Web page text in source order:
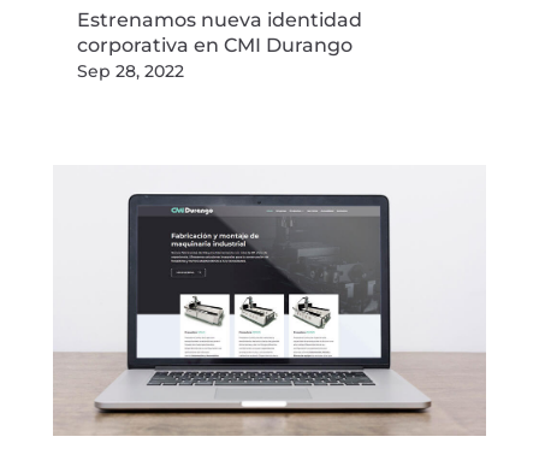
Estrenamos nueva identidad
corporativa en CMI Durango
Sep 28, 2022